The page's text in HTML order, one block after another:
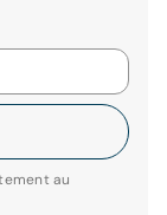
au